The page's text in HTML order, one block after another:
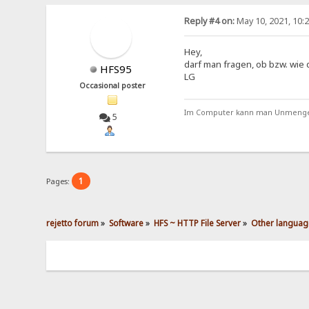
HFS95
Occasional poster
5
Reply #4 on:May 10, 2021,
Hey,
darf man fragen, ob bzw.
LG
Im Computer kann man
Pages: 1
rejetto forum» Software» HFS ~ HTTP File Server» Other